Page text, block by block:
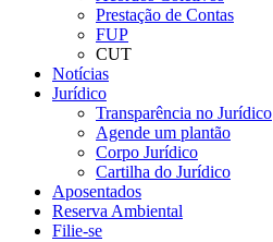
Prestação de Contas
FUP
CUT
Notícias
Jurídico
Transparência no Jurídico
Agende um plantão
Corpo Jurídico
Cartilha do Jurídico
Aposentados
Reserva Ambiental
Filie-se